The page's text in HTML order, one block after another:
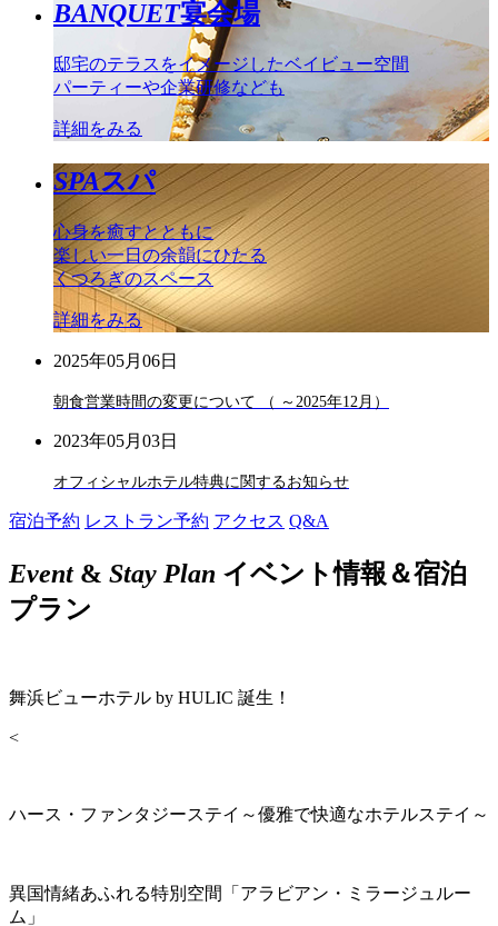
BANQUET宴会場
邸宅のテラスをイメージしたベイビュー空間
パーティーや企業研修なども
詳細をみる
SPAスパ
心身を癒すとともに
楽しい一日の余韻にひたる
くつろぎのスペース
詳細をみる
2025年05月06日
朝食営業時間の変更について （ ～2025年12月）
2023年05月03日
オフィシャルホテル特典に関するお知らせ
宿泊予約 レストラン予約 アクセス Q&A
Event& Stay Plan イベント情報＆宿泊
プラン
舞浜ビューホテル by HULIC 誕生！
<
ハース・ファンタジーステイ～優雅で快適なホテルステイ～
異国情緒あふれる特別空間「アラビアン・ミラージュルー
ム」